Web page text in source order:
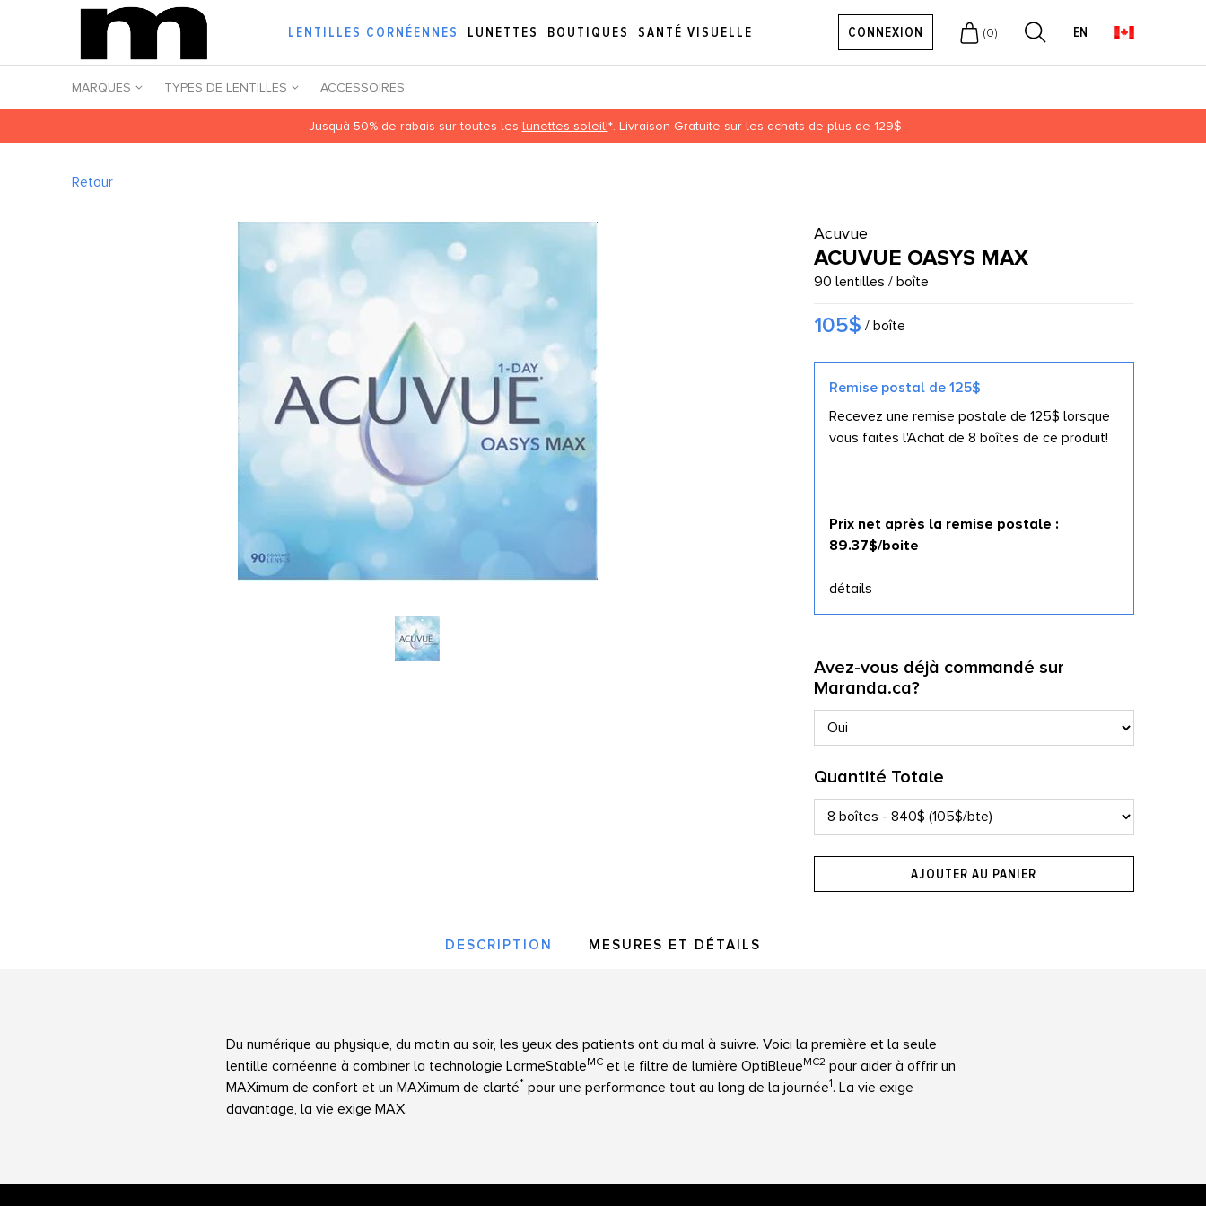
LENTILLES CORNÉENNES LUNETTES BOUTIQUES SANTÉ VISUELLE CONNEXION (0) EN
MARQUES TYPES DE LENTILLES ACCESSOIRES
Jusquà 50% de rabais sur toutes les lunettes soleil!*. Livraison Gratuite sur les achats de plus de 129$
Retour
Acuvue
ACUVUE OASYS MAX
90 lentilles / boîte
105$ / boîte
Remise postal de 125$
Recevez une remise postale de 125$ lorsque
vous faites l'Achat de 8 boîtes de ce produit!
Prix net après la remise postale :
89.37$/boite
détails
Avez-vous déjà commandé sur
Maranda.ca?
Quantité Totale
AJOUTER AU PANIER
DESCRIPTION MESURES ET DÉTAILS
Du numérique au physique, du matin au soir, les yeux des patients ont du mal à suivre. Voici la première et la seule
lentille cornéenne à combiner la technologie LarmeStableMC et le filtre de lumière OptiBleueMC2 pour aider à offrir un
MAXimum de confort et un MAXimum de clarté* pour une performance tout au long de la journée1. La vie exige
davantage, la vie exige MAX.